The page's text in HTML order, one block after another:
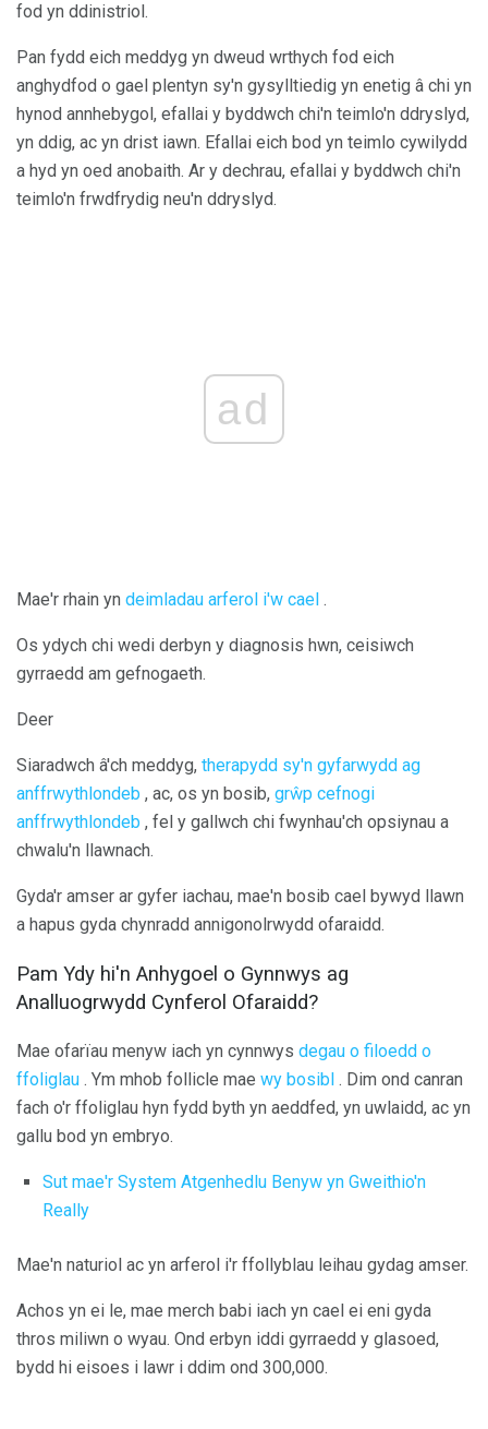
fod yn ddinistriol.
Pan fydd eich meddyg yn dweud wrthych fod eich
anghydfod o gael plentyn sy'n gysylltiedig yn enetig â chi yn
hynod annhebygol, efallai y byddwch chi'n teimlo'n ddryslyd,
yn ddig, ac yn drist iawn. Efallai eich bod yn teimlo cywilydd
a hyd yn oed anobaith. Ar y dechrau, efallai y byddwch chi'n
teimlo'n frwdfrydig neu'n ddryslyd.
ad
Mae'r rhain yn deimladau arferol i'w cael .
Os ydych chi wedi derbyn y diagnosis hwn, ceisiwch
gyrraedd am gefnogaeth.
Deer
Siaradwch â'ch meddyg, therapydd sy'n gyfarwydd ag
anffrwythlondeb , ac, os yn bosib, grŵp cefnogi
anffrwythlondeb , fel y gallwch chi fwynhau'ch opsiynau a
chwalu'n llawnach.
Gyda'r amser ar gyfer iachau, mae'n bosib cael bywyd llawn
a hapus gyda chynradd annigonolrwydd ofaraidd.
Pam Ydy hi'n Anhygoel o Gynnwys ag
Analluogrwydd Cynferol Ofaraidd?
Mae ofarïau menyw iach yn cynnwys degau o filoedd o
ffoliglau . Ym mhob follicle mae wy bosibl . Dim ond canran
fach o'r ffoliglau hyn fydd byth yn aeddfed, yn uwlaidd, ac yn
gallu bod yn embryo.
Sut mae'r System Atgenhedlu Benyw yn Gweithio'n
Really
Mae'n naturiol ac yn arferol i'r ffollyblau leihau gydag amser.
Achos yn ei le, mae merch babi iach yn cael ei eni gyda
thros miliwn o wyau. Ond erbyn iddi gyrraedd y glasoed,
bydd hi eisoes i lawr i ddim ond 300,000.